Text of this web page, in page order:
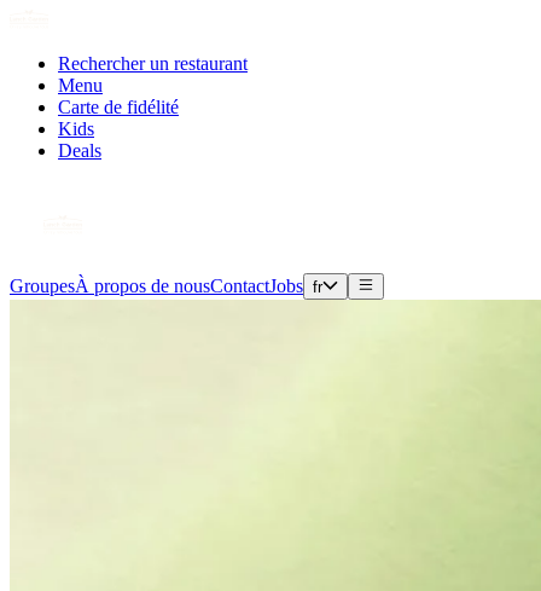
Rechercher un restaurant
Menu
Carte de fidélité
Kids
Deals
GroupesÀ propos de nousContactJobs fr